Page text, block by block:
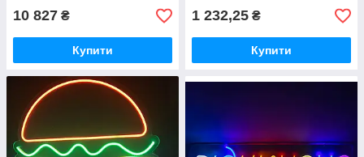
10 827 ₴
Купити
1 232,25 ₴
Купити